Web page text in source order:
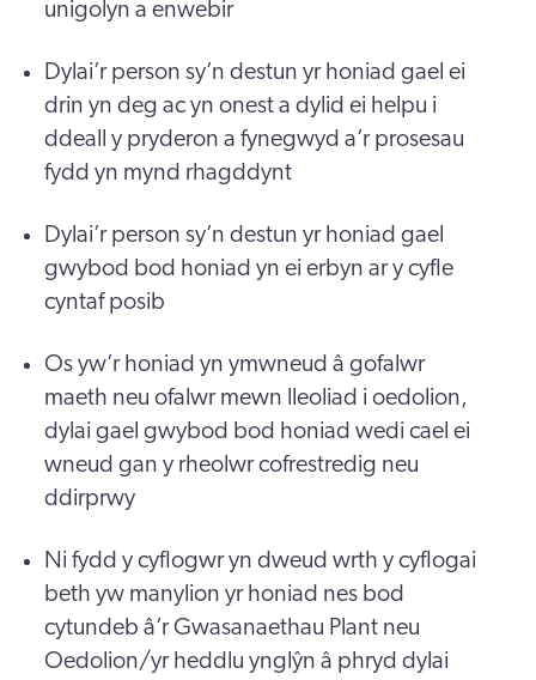
unigolyn a enwebir
Dylai’r person sy’n destun yr honiad gael ei
drin yn deg ac yn onest a dylid ei helpu i
ddeall y pryderon a fynegwyd a’r prosesau
fydd yn mynd rhagddynt
Dylai’r person sy’n destun yr honiad gael
gwybod bod honiad yn ei erbyn ar y cyfle
cyntaf posib
Os yw’r honiad yn ymwneud â gofalwr
maeth neu ofalwr mewn lleoliad i oedolion,
dylai gael gwybod bod honiad wedi cael ei
wneud gan y rheolwr cofrestredig neu
ddirprwy
Ni fydd y cyflogwr yn dweud wrth y cyflogai
beth yw manylion yr honiad nes bod
cytundeb â’r Gwasanaethau Plant neu
Oedolion/yr heddlu ynglŷn â phryd dylai